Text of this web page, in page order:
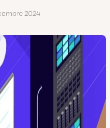
2024